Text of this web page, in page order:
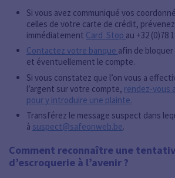
Si vous avez communiqué vos
celles de votre carte de crédit, prévenez
immédiatement Card Stop au +32 (0)78
Contactez votre banque afin de
et éventuellement le compte.
Si vous constatez que l’on vous a
l’argent sur votre compte, rendez-vous
pour y introduire une plainte.
Transférez le message suspect dans
à suspect@safeonweb.be.
Comment reconnaître une
d’escroquerie à l’avenir ?